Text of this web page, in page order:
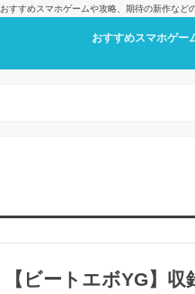
おすすめスマホゲームや攻略、期待の新作など
おすすめスマホゲー
【ビートエボYG】